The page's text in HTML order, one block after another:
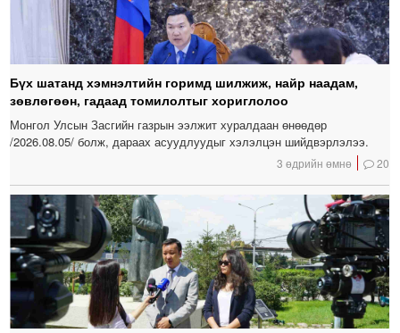
Бүх шатанд хэмнэлтийн горимд шилжиж, найр наадам,
зөвлөгөөн, гадаад томилолтыг хориглолоо
Монгол Улсын Засгийн газрын ээлжит хуралдаан өнөөдөр
/2026.08.05/ болж, дараах асуудлуудыг хэлэлцэн шийдвэрлэлээ.
3 өдрийн өмнө 20